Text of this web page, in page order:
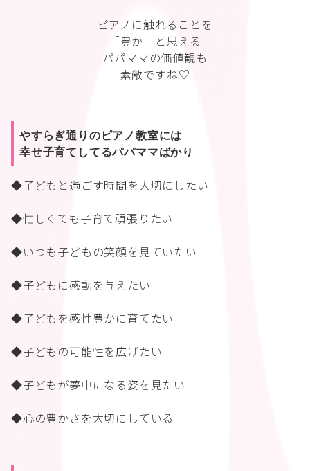
ピアノに触れることを
「豊か」と思える
パパママの価値観も
素敵ですね♡
やすらぎ通りのピアノ教室には
幸せ子育てしてるパパママばかり
◆子どもと過ごす時間を大切にしたい
◆忙しくても子育て頑張りたい
◆いつも子どもの笑顔を見ていたい
◆子どもに感動を与えたい
◆子どもを感性豊かに育てたい
◆子どもの可能性を広げたい
◆子どもが夢中になる姿を見たい
◆心の豊かさを大切にしている